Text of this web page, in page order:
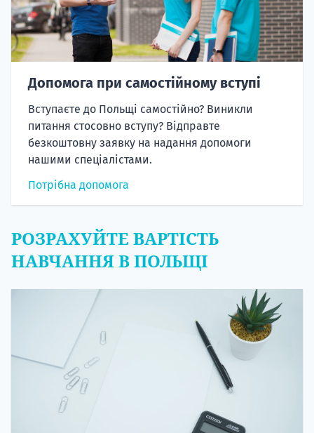
Допомога при самостійному вступі
Вступаєте до Польщі самостійно? Виникли
питання стосовно вступу? Відправте
безкоштовну заявку на надання допомоги
нашими спеціалістами.
Потрібна допомога
РОЗРАХУЙТЕ ВАРТІСТЬ
НАВЧАННЯ В ПОЛЬЩІ